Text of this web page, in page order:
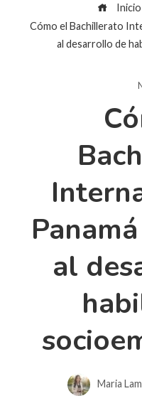
Inicio
Cómo el Bachillerato
al desarrollo de
al
Maria